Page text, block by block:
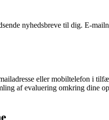
nyhedsbreve til dig. E-
eller mobiltelefon i
af evaluering omkring dine